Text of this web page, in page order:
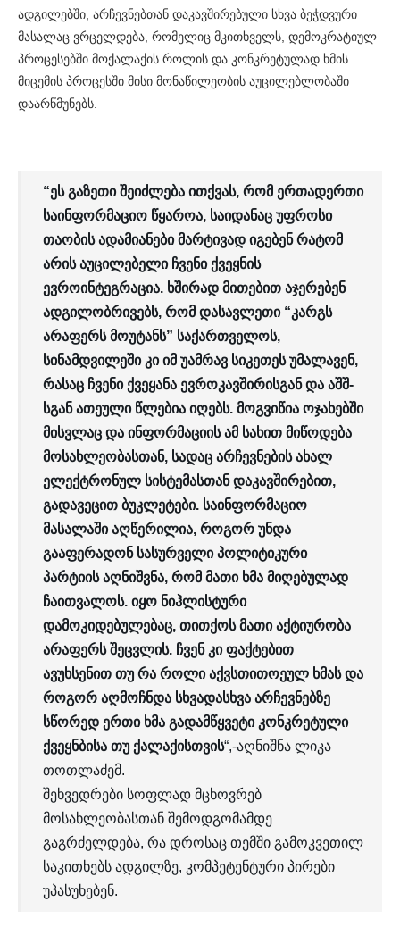
ადგილებში, არჩევნებთან დაკავშირებული სხვა ბეჭდვური
მასალაც ვრცელდება, რომელიც მკითხველს, დემოკრატიულ
პროცესებში მოქალაქის როლის და კონკრეტულად ხმის
მიცემის პროცესში მისი მონაწილეობის აუცილებლობაში
დაარწმუნებს.
“ეს გაზეთი შეიძლება ითქვას, რომ ერთადერთი
საინფორმაციო წყაროა, საიდანაც უფროსი
თაობის ადამიანები მარტივად იგებენ რატომ
არის აუცილებელი ჩვენი ქვეყნის
ევროინტეგრაცია. ხშირად მითებით აჯერებენ
ადგილობრივებს, რომ დასავლეთი “კარგს
არაფერს მოუტანს” საქართველოს,
სინამდვილეში კი იმ უამრავ სიკეთეს უმალავენ,
რასაც ჩვენი ქვეყანა ევროკავშირისგან და აშშ-
სგან ათეული წლებია იღებს. მოგვიწია ოჯახებში
მისვლაც და ინფორმაციის ამ სახით მიწოდება
მოსახლეობასთან, სადაც არჩევნების ახალ
ელექტრონულ სისტემასთან დაკავშირებით,
გადავეცით ბუკლეტები. საინფორმაციო
მასალაში აღწერილია, როგორ უნდა
გააფერადონ სასურველი პოლიტიკური
პარტიის აღნიშვნა, რომ მათი ხმა მიღებულად
ჩაითვალოს. იყო ნიჰლისტური
დამოკიდებულებაც, თითქოს მათი აქტიურობა
არაფერს შეცვლის. ჩვენ კი ფაქტებით
ავუხსენით თუ რა როლი აქვსთითოეულ ხმას და
როგორ აღმოჩნდა სხვადასხვა არჩევნებზე
სწორედ ერთი ხმა გადამწყვეტი კონკრეტული
ქვეყნბისა თუ ქალაქისთვის“,-აღნიშნა ლიკა
თოთლაძემ.
შეხვედრები სოფლად მცხოვრებ
მოსახლეობასთან შემოდგომამდე
გაგრძელდება, რა დროსაც თემში გამოკვეთილ
საკითხებს ადგილზე, კომპეტენტური პირები
უპასუხებენ.